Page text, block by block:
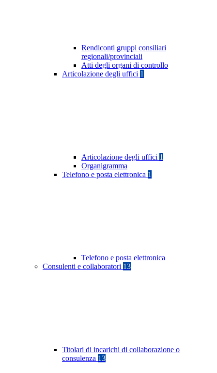
Rendiconti gruppi consiliari
regionali/provinciali
Atti degli organi di controllo
Articolazione degli uffici 1
Articolazione degli uffici 1
Organigramma
Telefono e posta elettronica 1
Telefono e posta elettronica
Consulenti e collaboratori 13
Titolari di incarichi di collaborazione o
consulenza 13